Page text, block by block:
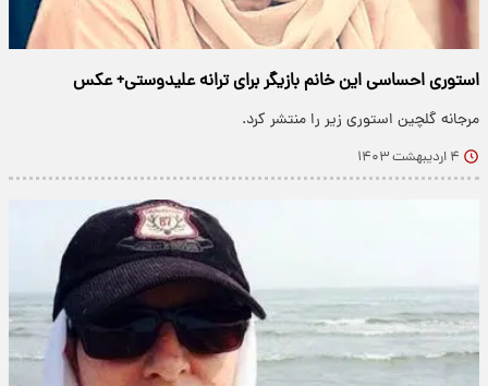
استوری احساسی این خانم بازیگر برای ترانه علیدوستی+ عکس
مرجانه گلچین استوری زیر را منتشر کرد.
۴ اردیبهشت ۱۴۰۳